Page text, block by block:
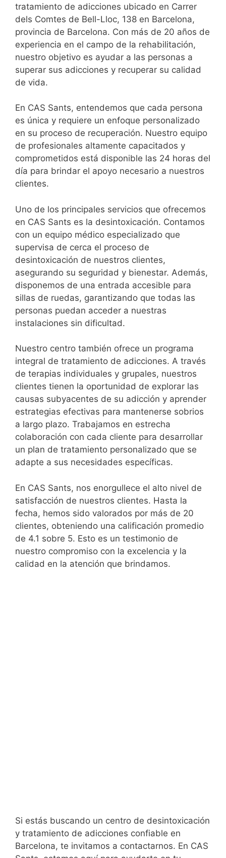
tratamiento de adicciones ubicado en Carrer
dels Comtes de Bell-Lloc, 138 en Barcelona,
provincia de Barcelona. Con más de 20 años de
experiencia en el campo de la rehabilitación,
nuestro objetivo es ayudar a las personas a
superar sus adicciones y recuperar su calidad
de vida.
En CAS Sants, entendemos que cada persona
es única y requiere un enfoque personalizado
en su proceso de recuperación. Nuestro equipo
de profesionales altamente capacitados y
comprometidos está disponible las 24 horas del
día para brindar el apoyo necesario a nuestros
clientes.
Uno de los principales servicios que ofrecemos
en CAS Sants es la desintoxicación. Contamos
con un equipo médico especializado que
supervisa de cerca el proceso de
desintoxicación de nuestros clientes,
asegurando su seguridad y bienestar. Además,
disponemos de una entrada accesible para
sillas de ruedas, garantizando que todas las
personas puedan acceder a nuestras
instalaciones sin dificultad.
Nuestro centro también ofrece un programa
integral de tratamiento de adicciones. A través
de terapias individuales y grupales, nuestros
clientes tienen la oportunidad de explorar las
causas subyacentes de su adicción y aprender
estrategias efectivas para mantenerse sobrios
a largo plazo. Trabajamos en estrecha
colaboración con cada cliente para desarrollar
un plan de tratamiento personalizado que se
adapte a sus necesidades específicas.
En CAS Sants, nos enorgullece el alto nivel de
satisfacción de nuestros clientes. Hasta la
fecha, hemos sido valorados por más de 20
clientes, obteniendo una calificación promedio
de 4.1 sobre 5. Esto es un testimonio de
nuestro compromiso con la excelencia y la
calidad en la atención que brindamos.
Si estás buscando un centro de desintoxicación
y tratamiento de adicciones confiable en
Barcelona, te invitamos a contactarnos. En CAS